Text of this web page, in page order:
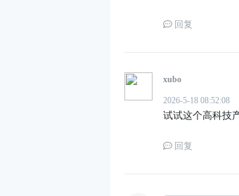
回复
xubo
2026-5-18 08:52:08
试试这个高科技
回复